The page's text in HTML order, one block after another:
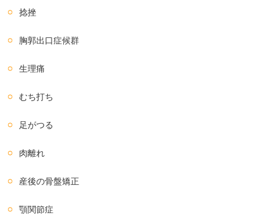
捻挫
胸郭出口症候群
生理痛
むち打ち
足がつる
肉離れ
産後の骨盤矯正
顎関節症